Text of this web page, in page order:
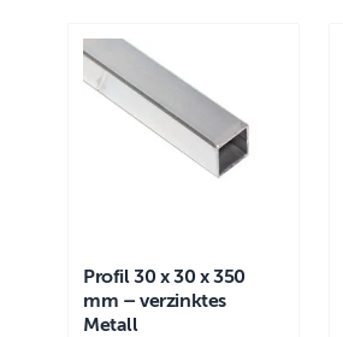
Profil 30 x 30 x 350
mm – verzinktes
Metall